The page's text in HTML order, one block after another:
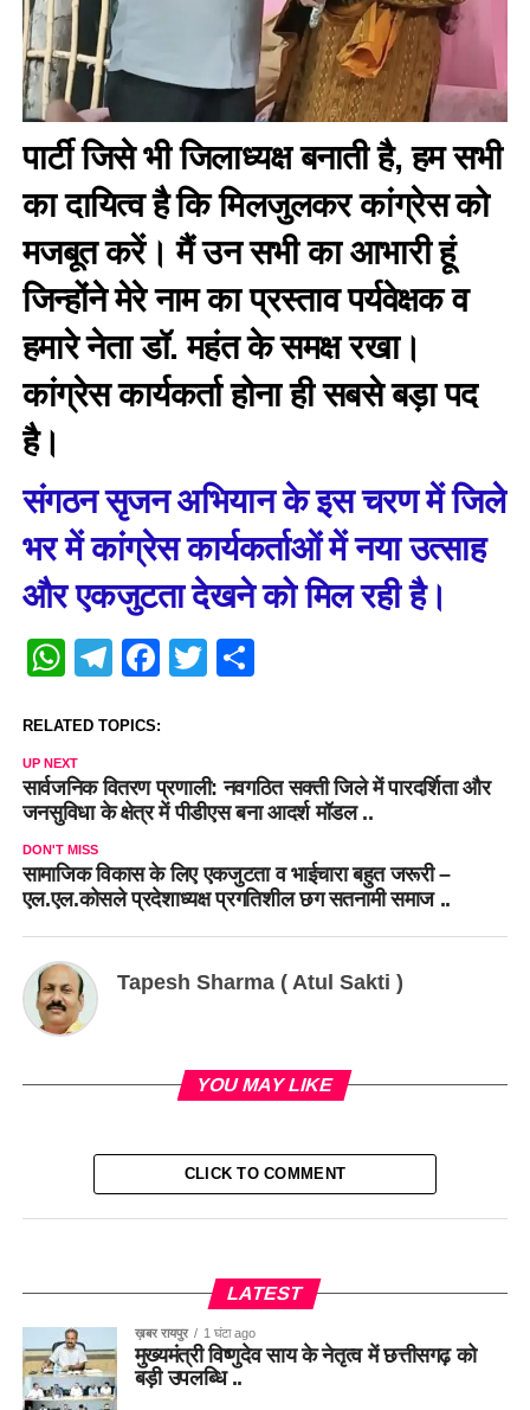
पार्टी जिसे भी जिलाध्यक्ष बनाती है, हम सभी
का दायित्व है कि मिलजुलकर कांग्रेस को
मजबूत करें। मैं उन सभी का आभारी हूं
जिन्होंने मेरे नाम का प्रस्ताव पर्यवेक्षक व
हमारे नेता डॉ. महंत के समक्ष रखा।
कांग्रेस कार्यकर्ता होना ही सबसे बड़ा पद
है।
संगठन सृजन अभियान के इस चरण में जिले
भर में कांग्रेस कार्यकर्ताओं में नया उत्साह
और एकजुटता देखने को मिल रही है।
WhatsApp
Telegram
Facebook
Twitter
Share
RELATED TOPICS:
UP NEXT
सार्वजनिक वितरण प्रणाली: नवगठित सक्ती जिले में पारदर्शिता और
जनसुविधा के क्षेत्र में पीडीएस बना आदर्श मॉडल ..
DON'T MISS
सामाजिक विकास के लिए एकजुटता व भाईचारा बहुत जरूरी –
एल.एल.कोसले प्रदेशाध्यक्ष प्रगतिशील छग सतनामी समाज ..
Tapesh Sharma ( Atul Sakti )
YOU MAY LIKE
CLICK TO COMMENT
LATEST
ख़बर रायपुर 1 घंटा ago
मुख्यमंत्री विष्णुदेव साय के नेतृत्व में छत्तीसगढ़ को
बड़ी उपलब्धि ..